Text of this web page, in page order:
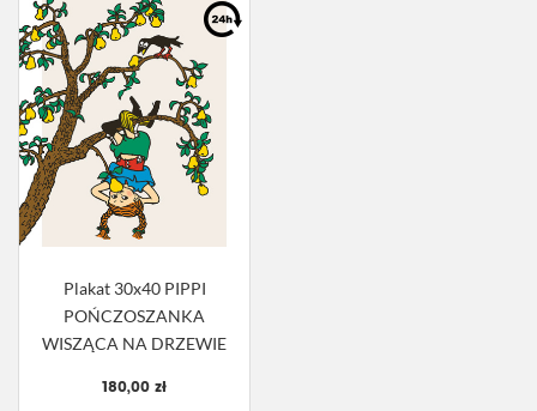
Plakat 30x40 PIPPI
POŃCZOSZANKA
WISZĄCA NA DRZEWIE
180,00 zł